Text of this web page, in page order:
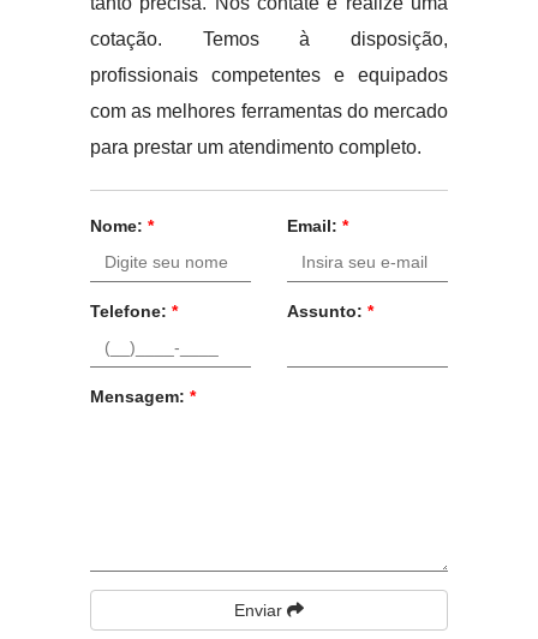
cotação. Temos à disposição,
profissionais competentes e equipados
com as melhores ferramentas do mercado
para prestar um atendimento completo.
Nome: * Email: *
Telefone: * Assunto: *
Mensagem: *
Enviar